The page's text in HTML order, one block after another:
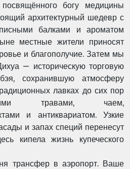
богу медицины
архитектурный шедевр с
балками и ароматом
местные жители приносят
и благополучие. Затем мы
— историческую торговую
сохранившую атмосферу
лавках до сих пор
травами, чаем,
и антиквариатом. Узкие
и запах специй перенесут
кипела жизнь купеческого
трансфер в аэропорт. Ваше